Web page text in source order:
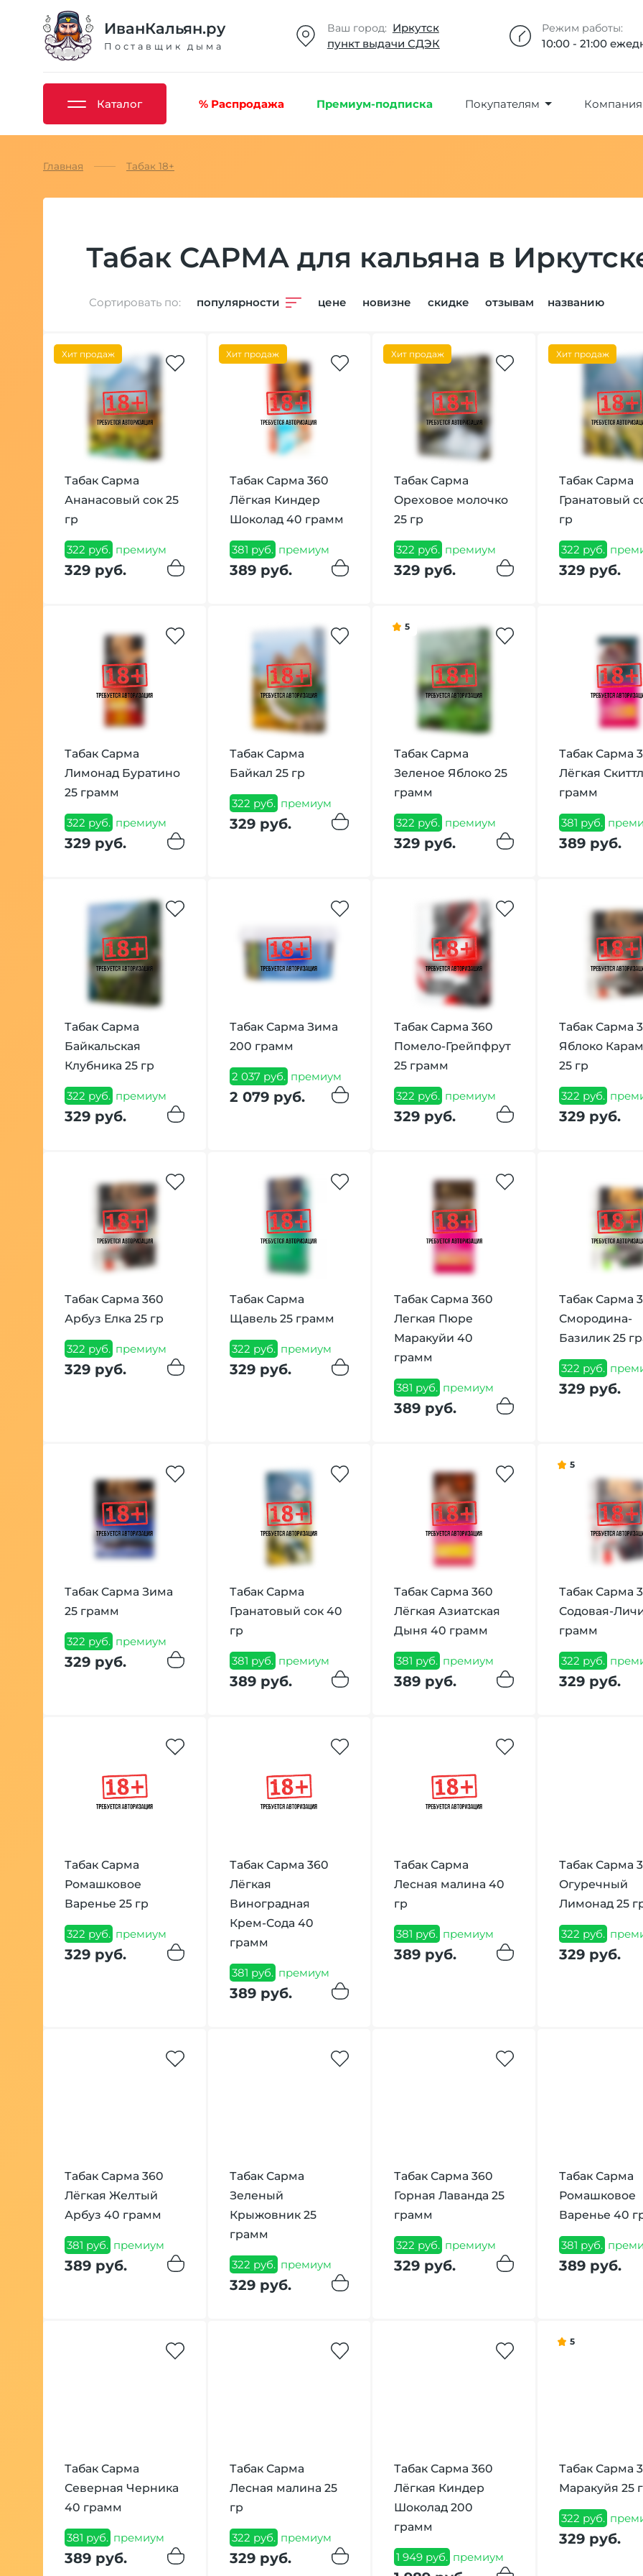
ИванКальян.ру
Поставщик дыма
Ваш город: Иркутск
пункт выдачи СДЭК
Режим работы:
10:00 - 21:00
Каталог % Распродажа Премиум-подписка Покупателям Компания
Товар добавлен в избранное
Добавлено максимальное кол-во товара
Главная Табак 18+
Табак САРМА для кальяна в
Сортировать по: популярности цене новизне скидке отзывам названию
Хит продаж
Табак Сарма
Ананасовый сок 25
гр
322 руб. премиум
329 руб.
Хит продаж
Табак Сарма 360
Лёгкая Киндер
Шоколад 40 грамм
381 руб. премиум
389 руб.
Хит продаж
Табак Сарма
Ореховое молочко
25 гр
322 руб. премиум
329 руб.
Хит продаж
Табак Сарма
Гранатовый
гр
322 руб.
329 руб.
Табак Сарма
Лимонад Буратино
25 грамм
322 руб. премиум
329 руб.
Табак Сарма
Байкал 25 гр
322 руб. премиум
329 руб.
5
Табак Сарма
Зеленое Яблоко 25
грамм
322 руб. премиум
329 руб.
Табак Сарма
Лёгкая
грамм
381 руб.
389 руб.
Табак Сарма
Байкальская
Клубника 25 гр
322 руб. премиум
329 руб.
Табак Сарма Зима
200 грамм
2 037 руб. премиум
2 079 руб.
Табак Сарма 360
Помело-Грейпфрут
25 грамм
322 руб. премиум
329 руб.
Табак Сарма
Яблоко
25 гр
322 руб.
329 руб.
Табак Сарма 360
Арбуз Елка 25 гр
322 руб. премиум
329 руб.
Табак Сарма
Щавель 25 грамм
322 руб. премиум
329 руб.
Табак Сарма 360
Легкая Пюре
Маракуйи 40
грамм
381 руб. премиум
389 руб.
Табак Сарма
Смородина-
Базилик 25
322 руб.
329 руб.
Табак Сарма Зима
25 грамм
322 руб. премиум
329 руб.
Табак Сарма
Гранатовый сок 40
гр
381 руб. премиум
389 руб.
Табак Сарма 360
Лёгкая Азиатская
Дыня 40 грамм
381 руб. премиум
389 руб.
5
Табак Сарма
Содовая-
грамм
322 руб.
329 руб.
Табак Сарма
Ромашковое
Варенье 25 гр
322 руб. премиум
329 руб.
Табак Сарма 360
Лёгкая
Виноградная
Крем-Сода 40
грамм
381 руб. премиум
389 руб.
Табак Сарма
Лесная малина 40
гр
381 руб. премиум
389 руб.
Табак Сарма
Огуречный
Лимонад 25
322 руб.
329 руб.
Табак Сарма 360
Лёгкая Желтый
Арбуз 40 грамм
381 руб. премиум
389 руб.
Табак Сарма
Зеленый
Крыжовник 25
грамм
322 руб. премиум
329 руб.
Табак Сарма 360
Горная Лаванда 25
грамм
322 руб. премиум
329 руб.
Табак Сарма
Ромашковое
Варенье 40
381 руб.
389 руб.
Табак Сарма
Северная Черника
40 грамм
381 руб. премиум
389 руб.
Табак Сарма
Лесная малина 25
гр
322 руб. премиум
329 руб.
Табак Сарма 360
Лёгкая Киндер
Шоколад 200
грамм
1 949 руб. премиум
5
Табак Сарма
Маракуйя 25
322 руб.
329 руб.